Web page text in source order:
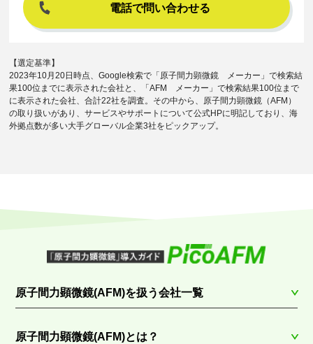
電話で問い合わせる
【選定基準】
2023年10月20日時点、Google検索で「原子間力顕微鏡 メーカー」で検索結
果100位までに表示された会社と、「AFM メーカー」で検索結果100位まで
に表示された会社、合計22社を調査。その中から、原子間力顕微鏡（AFM）
の取り扱いがあり、サービスやサポートについて公式HPに明記しており、海
外拠点数が多い大手グローバル企業3社をピックアップ。
原子間力顕微鏡(AFM)を扱う会社一覧
原子間力顕微鏡(AFM)とは？